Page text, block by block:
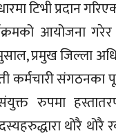
टिभी प्रदान
आयोजना गरेर
प्रमुख जिल्ला
कर्मचारी संगठनका
रुपमा
थोरै